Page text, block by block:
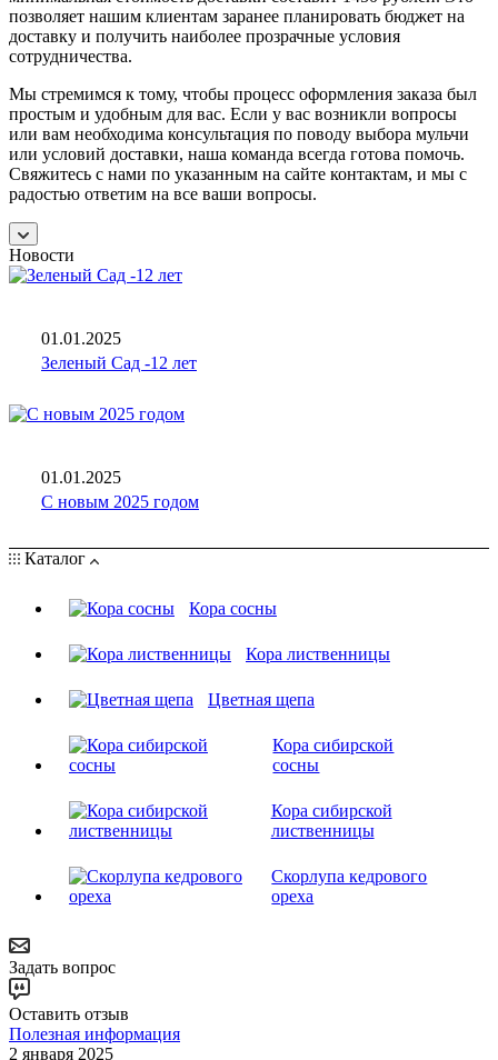
позволяет нашим клиентам заранее планировать бюджет на
доставку и получить наиболее прозрачные условия
сотрудничества.
Мы стремимся к тому, чтобы процесс оформления заказа был
простым и удобным для вас. Если у вас возникли вопросы
или вам необходима консультация по поводу выбора мульчи
или условий доставки, наша команда всегда готова помочь.
Свяжитесь с нами по указанным на сайте контактам, и мы с
радостью ответим на все ваши вопросы.
Новости
01.01.2025
Зеленый Сад -12 лет
01.01.2025
C новым 2025 годом
Каталог
Кора сосны
Кора лиственницы
Цветная щепа
Кора сибирской
сосны
Кора сибирской
лиственницы
Скорлупа кедрового
ореха
Задать вопрос
Оставить отзыв
Полезная информация
2 января 2025